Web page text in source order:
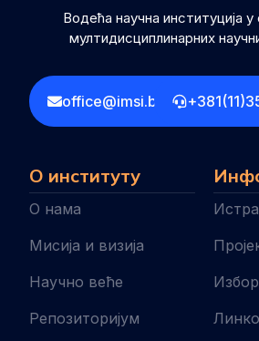
Водећа научна институција
мултидисциплинарних
office@imsi.bg.ac.rs
О институту
О нама
Мисија и визија
Научно веће
Репозиторијум